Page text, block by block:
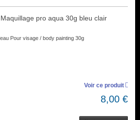
Maquillage pro aqua 30g bleu clair
Pour visage / body painting 30g
Voir ce produit
8,00 €